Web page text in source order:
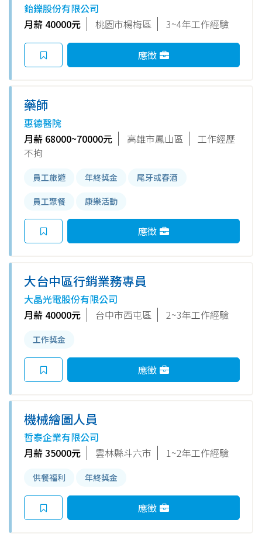
鈶鑠股份有限公司
月薪 40000元
桃園市楊梅區 3~4年工作經驗
應徵
藥師
惠德醫院
月薪 68000~70000元
高雄市鳳山區
工作經歷
不拘
員工旅遊 年終獎金 尾牙或春酒
員工聚餐 康樂活動
應徵
大台中區行銷業務專員
大晶光電股份有限公司
月薪 40000元
台中市西屯區 2~3年工作經驗
工作獎金
應徵
機械繪圖人員
哲泰企業有限公司
月薪 35000元
雲林縣斗六市 1~2年工作經驗
供餐福利 年終獎金
應徵